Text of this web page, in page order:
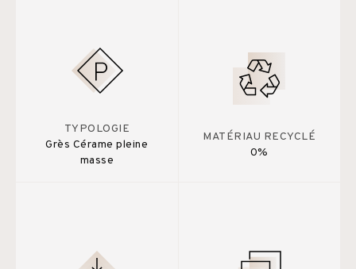
TYPOLOGIE
Grès Cérame pleine
masse
MATÉRIAU RECYCLÉ
0%